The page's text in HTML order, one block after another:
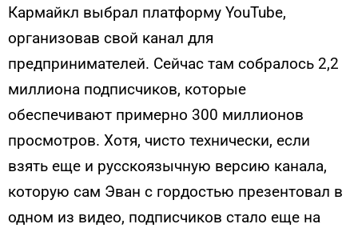
Кармайкл выбрал платформу YouTube,
организовав свой канал для
предпринимателей. Сейчас там собралось 2,2
миллиона подписчиков, которые
обеспечивают примерно 300 миллионов
просмотров. Хотя, чисто технически, если
взять еще и русскоязычную версию канала,
которую сам Эван с гордостью презентовал в
одном из видео, подписчиков стало еще на